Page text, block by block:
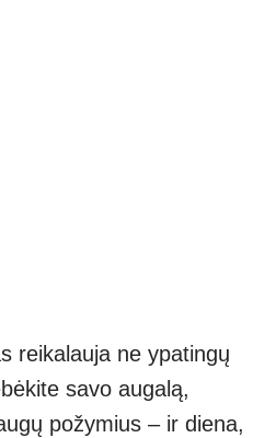
reikalauja ne ypatingų
savo augalą,
požymius – ir diena,